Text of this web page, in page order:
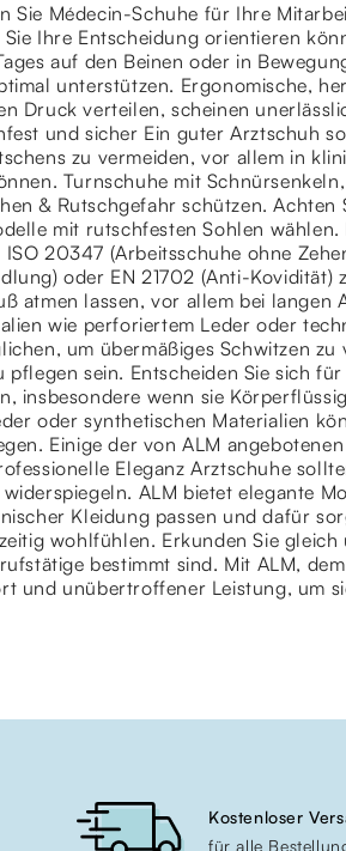
Sie Médecin-Schuhe für Ihre
Sie Ihre Entscheidung orientieren
auf den Beinen oder in
unterstützen. Ergonomische,
Druck verteilen, scheinen
und sicher Ein guter Arztschuh
zu vermeiden, vor allem in
Turnschuhe mit
& Rutschgefahr schützen. Achten
mit rutschfesten Sohlen
ISO 20347 (Arbeitsschuhe ohne
oder EN 21702 (Anti-
atmen lassen, vor allem bei langen
wie perforiertem Leder oder
um übermäßiges Schwitzen
pflegen sein. Entscheiden Sie sich
insbesondere wenn sie
oder synthetischen Materialien
Einige der von ALM
Eleganz Arztschuhe
widerspiegeln. ALM bietet elegante
Kleidung passen und dafür
wohlfühlen. Erkunden Sie
bestimmt sind. Mit ALM,
und unübertroffener Leistung, um
Kostenloser
für alle